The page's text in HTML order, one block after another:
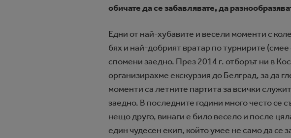
обичате да се забавлявате, да
Едни от най-хубавите и весели моменти с
бях и най-добрият вратар по турнирите
спомени заедно. През 2014 г. отборът ни в
организирахме екскурзия до Белград, за да
моменти са летните партита за всички
заедно. В последните години много често се
нещо друго, винаги е било весело и после
един чудесен екип, който умее не само да се